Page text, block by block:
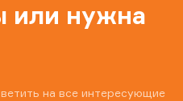
или нужна
на все интересующие